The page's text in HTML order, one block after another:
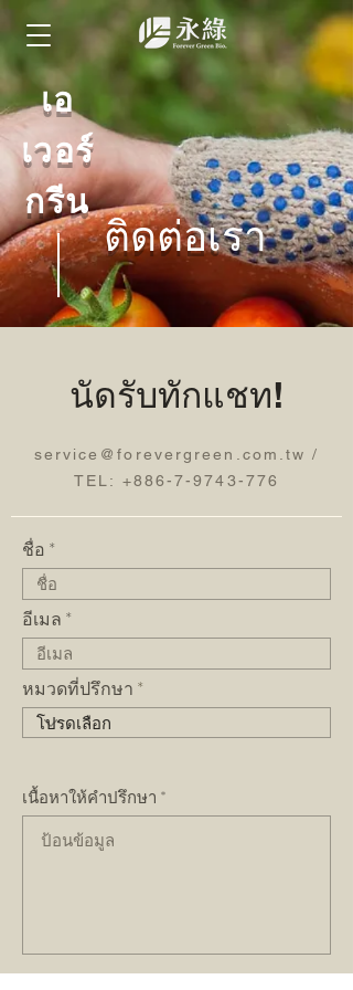
​เอ
เวอร์
กรีน
ติดต่อเรา
​นัดรับทักแชท!
service@forevergreen.com.tw /
TEL: +886-7-9743-776
ชื่อ
อีเมล
หมวดที่ปรึกษา
เนื้อหาให้คำปรึกษา